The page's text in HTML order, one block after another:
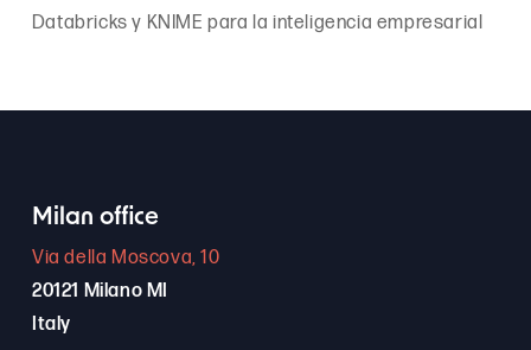
Databricks y KNIME para la inteligencia empresarial
Milan office
Via della Moscova, 10
20121 Milano MI
Italy